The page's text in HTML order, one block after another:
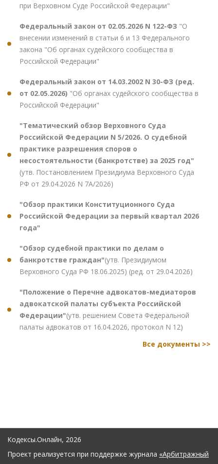
при Верховном Суде Российской Федерации"
Федеральный закон от 02.05.2026 N 122-ФЗ "О
внесении изменений в статьи 6 и 13 Федерального
закона "Об органах судейского сообщества в
Российской Федерации"
Федеральный закон от 14.03.2002 N 30-ФЗ (ред.
от 02.05.2026) "Об органах судейского сообщества в
Российской Федерации"
"Тематический обзор Верховного Суда
Российской Федерации N 5/2026. О судебной
практике разрешения споров о
несостоятельности (банкротстве) за 2025 год"
(утв. Постановлением Президиума Верховного Суда
РФ от 29.04.2026 N 7А/2026)
"Обзор практики Конституционного Суда
Российской Федерации за первый квартал 2026
года"
"Обзор судебной практики по делам о
банкротстве граждан"(утв. Президиумом
Верховного Суда РФ 18.06.2025) (ред. от 29.04.2026)
"Положение о Перечне адвокатов-медиаторов
адвокатской палаты субъекта Российской
Федерации"(утв. решением Совета Федеральной
палаты адвокатов от 16.04.2026, протокол N 12)
Все документы >>
Кодексы.Онлайн, 2026
Проект реализуется при поддержке журнала «Арбитражный